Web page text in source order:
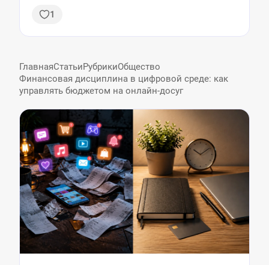
1
ГлавнаяСтатьиРубрикиОбщество
Финансовая дисциплина в цифровой среде: как
управлять бюджетом на онлайн-досуг